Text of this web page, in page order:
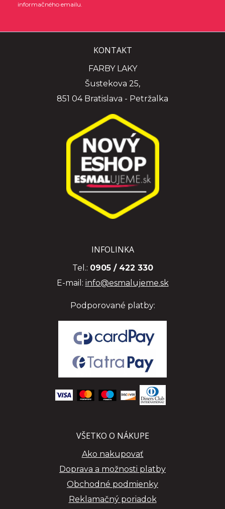
informačného emailu.
KONTAKT
FARBY LAKY
Šustekova 25,
851 04 Bratislava - Petržalka
INFOLINKA
Tel.: 0905 / 422 330
E-mail: info@esmalujeme.sk
Podporované platby:
VŠETKO O NÁKUPE
Ako nakupovať
Doprava a možnosti platby
Obchodné podmienky
Reklamačný poriadok